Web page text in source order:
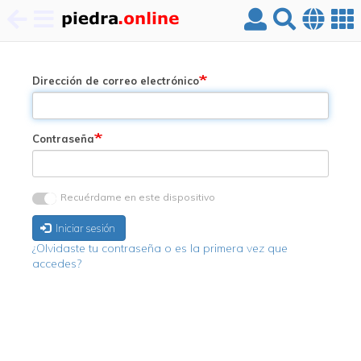
contenido
principal
Dirección de correo electrónico
Contraseña
Recuérdame en este dispositivo
Iniciar sesión
¿Olvidaste tu contraseña o es la primera vez que
accedes?